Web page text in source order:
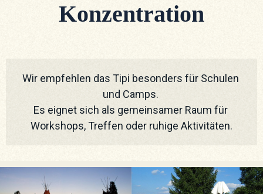
Konzentration
Wir empfehlen das Tipi besonders für Schulen
und Camps.
Es eignet sich als gemeinsamer Raum für
Workshops, Treffen oder ruhige Aktivitäten.